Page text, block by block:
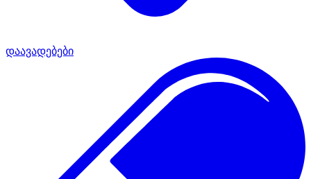
დაავადებები